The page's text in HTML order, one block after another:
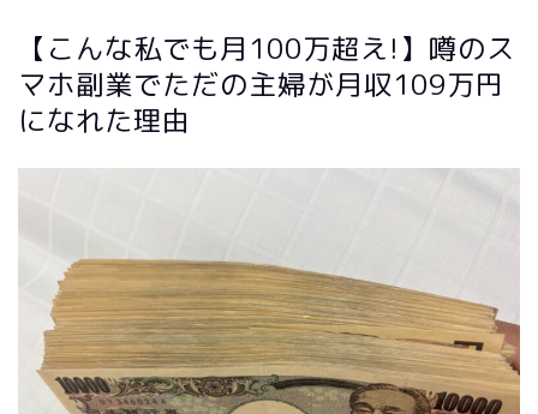
【こんな私でも月100万超え!】噂のス
マホ副業でただの主婦が月収109万円
になれた理由